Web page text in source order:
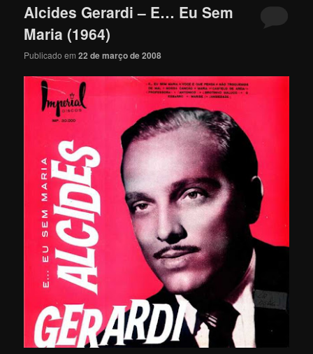
Alcides Gerardi – E… Eu Sem
Maria (1964)
Publicado em22 de março de 2008